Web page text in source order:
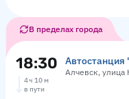
В пределах города
18:30 Автостанция
Алчевск, улица
4 ч 10 м
в пути